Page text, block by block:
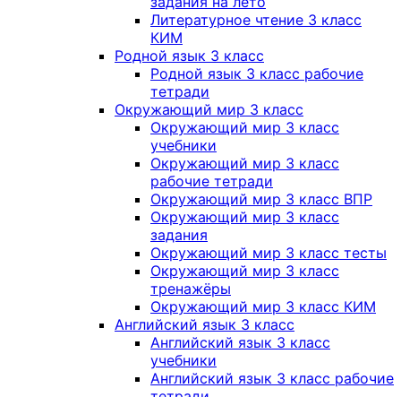
Литературное чтение 3 класс
КИМ
Родной язык 3 класс
Родной язык 3 класс рабочие
тетради
Окружающий мир 3 класс
Окружающий мир 3 класс
учебники
Окружающий мир 3 класс
рабочие тетради
Окружающий мир 3 класс ВПР
Окружающий мир 3 класс
задания
Окружающий мир 3 класс тесты
Окружающий мир 3 класс
тренажёры
Окружающий мир 3 класс КИМ
Английский язык 3 класс
Английский язык 3 класс
учебники
Английский язык 3 класс рабочие